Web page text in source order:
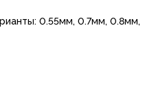
0.55мм, 0.7мм, 0.8мм,